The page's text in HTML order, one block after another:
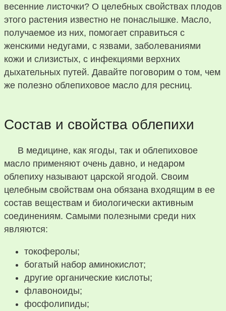
весенние листочки? О целебных свойствах плодов
этого растения известно не понаслышке. Масло,
получаемое из них, помогает справиться с
женскими недугами, с язвами, заболеваниями
кожи и слизистых, с инфекциями верхних
дыхательных путей. Давайте поговорим о том, чем
же полезно облепиховое масло для ресниц.
Состав и свойства облепихи
В медицине, как ягоды, так и облепиховое
масло применяют очень давно, и недаром
облепиху называют царской ягодой. Своим
целебным свойствам она обязана входящим в ее
состав веществам и биологически активным
соединениям. Самыми полезными среди них
являются:
токоферолы;
богатый набор аминокислот;
другие органические кислоты;
флавоноиды;
фосфолипиды;